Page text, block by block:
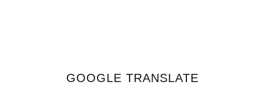
GOOGLE TRANSLATE